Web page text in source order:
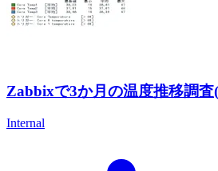
Zabbixで3か月の温度推移調
Internal